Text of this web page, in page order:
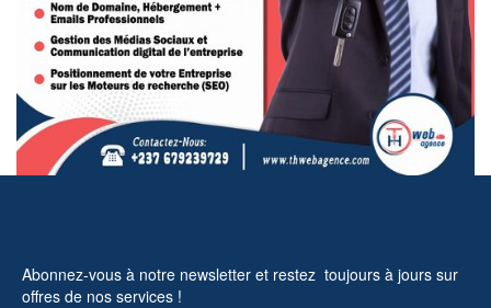
Abonnez-vous à notre newsletter et restez toujours à jours sur
offres de nos services !